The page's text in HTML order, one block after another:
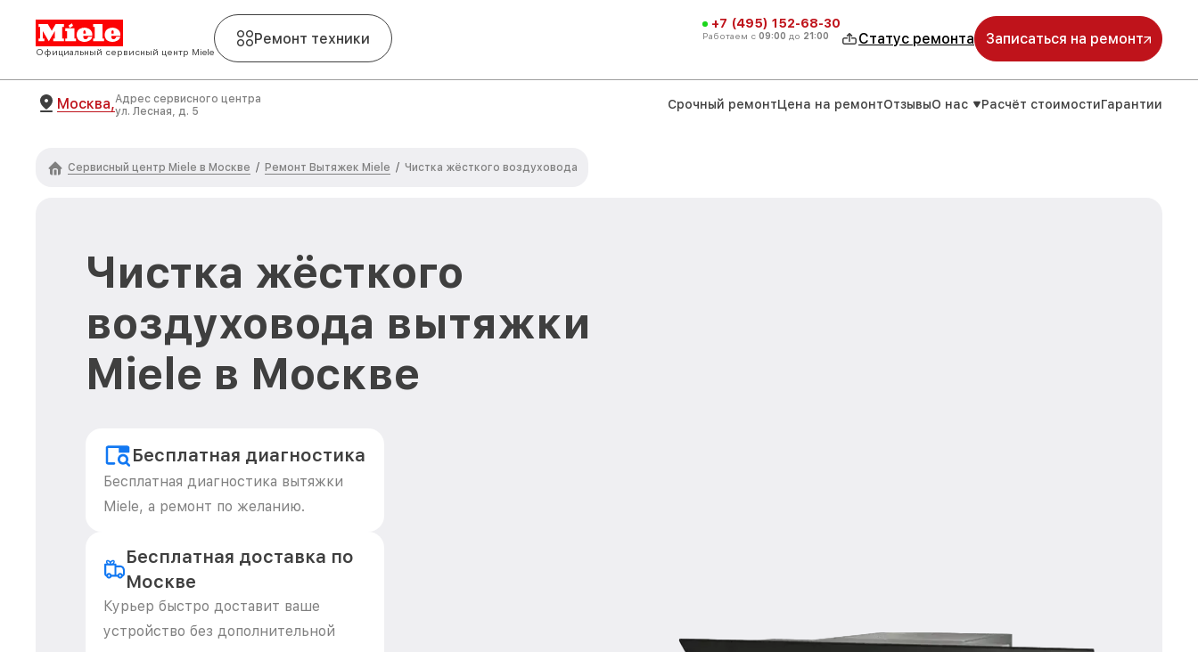
Официальный сервисный центр Miele
Ремонт техники
+7 (495) 152-68-30
Работаем с 09:00 до 21:00 Статус ремонта Записаться на ремонт
Москва,Адрес сервисного центра
ул. Лесная, д. 5
Срочный ремонтЦена на ремонтОтзывыО нас Расчёт стоимостиГарантии
Сервисный центр Miele в Москве / Ремонт Вытяжек Miele / Чистка жёсткого воздуховода
Чистка жёсткого
воздуховода вытяжки
Miele в Москве
Бесплатная диагностика
Бесплатная диагностика вытяжки
Miele, а ремонт по желанию.
Бесплатная доставка по
Москве
Курьер быстро доставит ваше
устройство без дополнительной